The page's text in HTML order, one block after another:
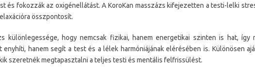
és fokozzák az oxigénellátást. A KoroKan masszázs kifejezetten a testi-lelki
összpontosít.
különlegessége, hogy nemcsak fizikai, hanem energetikai szinten is hat, így
enyhíti, hanem segít a test és a lélek harmóniájának elérésében is. Különösen
szeretnék megtapasztalni a teljes testi és mentális felfrissülést.